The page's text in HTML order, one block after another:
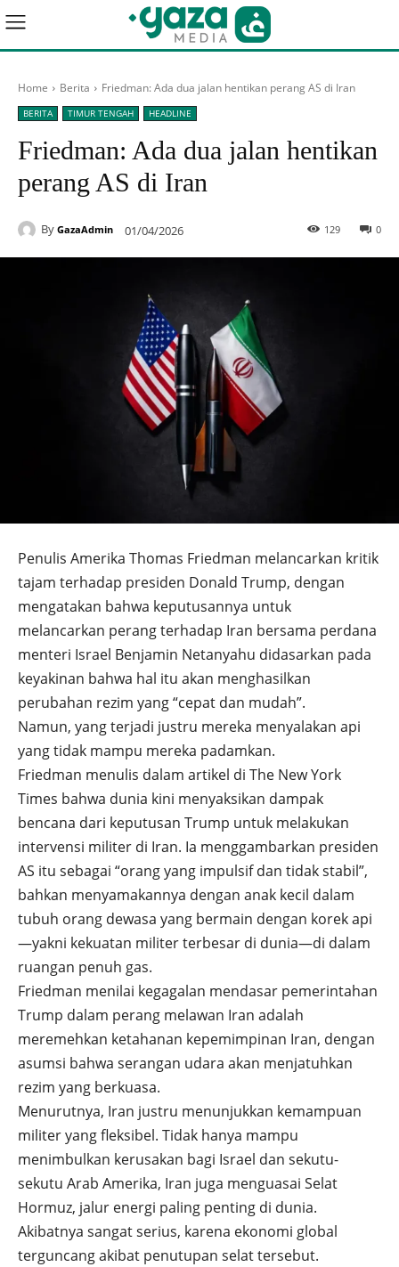
Home Berita Friedman: Ada dua jalan hentikan perang AS di Iran
BERITA TIMUR TENGAH HEADLINE
Friedman: Ada dua jalan hentikan
perang AS di Iran
By GazaAdmin 01/04/2026 0
129
Penulis Amerika Thomas Friedman melancarkan kritik
tajam terhadap presiden Donald Trump, dengan
mengatakan bahwa keputusannya untuk
melancarkan perang terhadap Iran bersama perdana
menteri Israel Benjamin Netanyahu didasarkan pada
keyakinan bahwa hal itu akan menghasilkan
perubahan rezim yang “cepat dan mudah”.
Namun, yang terjadi justru mereka menyalakan api
yang tidak mampu mereka padamkan.
Friedman menulis dalam artikel di The New York
Times bahwa dunia kini menyaksikan dampak
bencana dari keputusan Trump untuk melakukan
intervensi militer di Iran. Ia menggambarkan presiden
AS itu sebagai “orang yang impulsif dan tidak stabil”,
bahkan menyamakannya dengan anak kecil dalam
tubuh orang dewasa yang bermain dengan korek api
—yakni kekuatan militer terbesar di dunia—di dalam
ruangan penuh gas.
Friedman menilai kegagalan mendasar pemerintahan
Trump dalam perang melawan Iran adalah
meremehkan ketahanan kepemimpinan Iran, dengan
asumsi bahwa serangan udara akan menjatuhkan
rezim yang berkuasa.
Menurutnya, Iran justru menunjukkan kemampuan
militer yang fleksibel. Tidak hanya mampu
menimbulkan kerusakan bagi Israel dan sekutu-
sekutu Arab Amerika, Iran juga menguasai Selat
Hormuz, jalur energi paling penting di dunia.
Akibatnya sangat serius, karena ekonomi global
terguncang akibat penutupan selat tersebut.